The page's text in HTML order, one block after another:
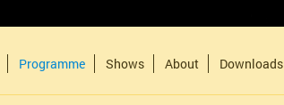
Programme Shows About Downloads